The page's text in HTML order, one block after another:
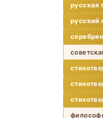
русская
русский